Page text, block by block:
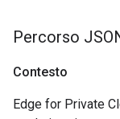
Percorso
Contesto
Edge for Private